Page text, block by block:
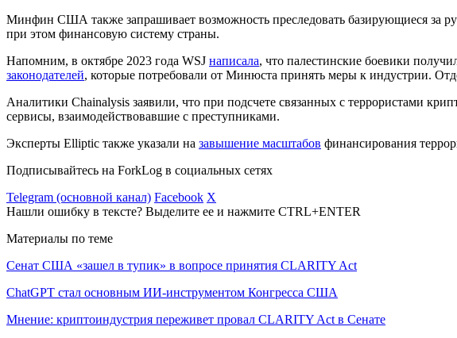
Минфин США также запрашивает возможность преследовать базирующиеся за
при этом финансовую систему страны.
Напомним, в октябре 2023 года WSJ написала, что палестинские боевики
законодателей, которые потребовали от Минюста принять меры к индустрии.
Аналитики Chainalysis заявили, что при подсчете связанных с террористами
сервисы, взаимодействовавшие с преступниками.
Эксперты Elliptic также указали на завышение масштабов финансирования
Подписывайтесь на ForkLog в социальных сетях
Telegram (основной канал) Facebook X
Нашли ошибку в тексте? Выделите ее и нажмите CTRL+ENTER
Материалы по теме
Сенат США «зашел в тупик» в вопросе принятия CLARITY Act
ChatGPT стал основным ИИ-инструментом Конгресса США
Мнение: криптоиндустрия переживет провал CLARITY Act в Сенате